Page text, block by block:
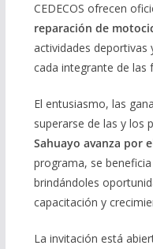
CEDECOS ofrecen
reparación de
actividades deportivas
cada integrante de las
El entusiasmo, las
superarse de las y los
Sahuayo avanza por
programa, se
brindándoles
capacitación y
La invitación está